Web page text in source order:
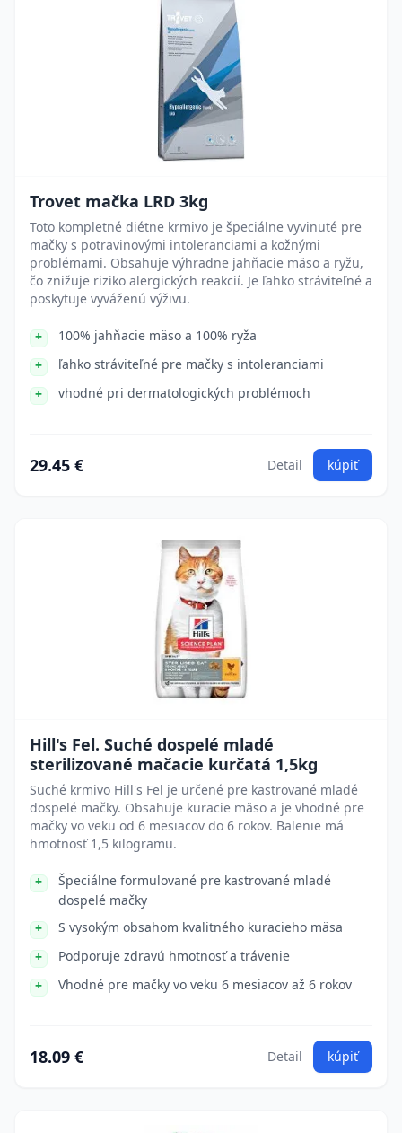
Trovet mačka LRD 3kg
Toto kompletné diétne krmivo je špeciálne vyvinuté pre
mačky s potravinovými intoleranciami a kožnými
problémami. Obsahuje výhradne jahňacie mäso a ryžu,
čo znižuje riziko alergických reakcií. Je ľahko stráviteľné a
poskytuje vyváženú výživu.
100% jahňacie mäso a 100% ryža
ľahko stráviteľné pre mačky s intoleranciami
vhodné pri dermatologických problémoch
29.45 € Detail kúpiť
Hill's Fel. Suché dospelé mladé
sterilizované mačacie kurčatá 1,5kg
Suché krmivo Hill's Fel je určené pre kastrované mladé
dospelé mačky. Obsahuje kuracie mäso a je vhodné pre
mačky vo veku od 6 mesiacov do 6 rokov. Balenie má
hmotnosť 1,5 kilogramu.
Špeciálne formulované pre kastrované mladé
dospelé mačky
S vysokým obsahom kvalitného kuracieho mäsa
Podporuje zdravú hmotnosť a trávenie
Vhodné pre mačky vo veku 6 mesiacov až 6 rokov
18.09 € Detail kúpiť